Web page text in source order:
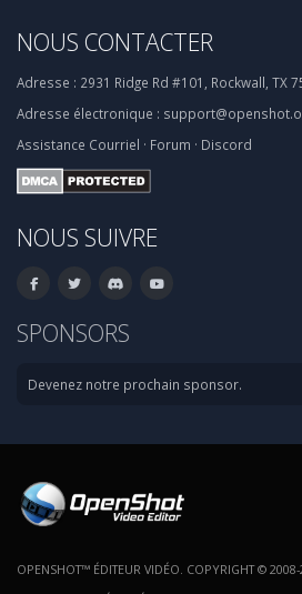
NOUS CONTACTER
Adresse : 2931 Ridge Rd #101, Rockwall, TX
Adresse électronique :
Assistance Courriel · Forum · Discord
NOUS SUIVRE
SPONSORS
Devenez notre prochain sponsor.
OPENSHOT™ ÉDITEUR VIDÉO. COPYRIGHT ©